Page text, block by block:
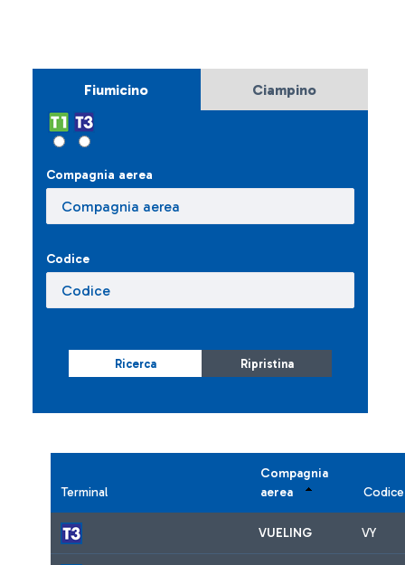
Fiumicino Ciampino
Compagnia aerea
Codice
Ricerca Ripristina
Terminal
Compagnia
aerea
Codice
VUELING VY